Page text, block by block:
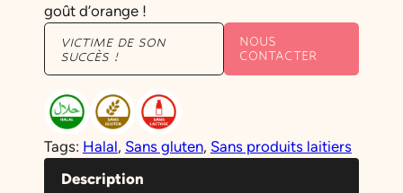
goût d’orange !
VICTIME DE SON
SUCCÈS !
NOUS
CONTACTER
Tags: Halal, Sans gluten, Sans produits laitiers
Description